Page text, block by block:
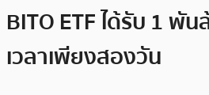
BITO ETF ได้รับ 1 พั
เวลาเพียงสองวัน